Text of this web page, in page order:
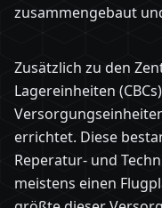
zusammengebaut
Zusätzlich zu den
Lagereinheiten
errichtet. Diese
Reperatur- und
meistens einen